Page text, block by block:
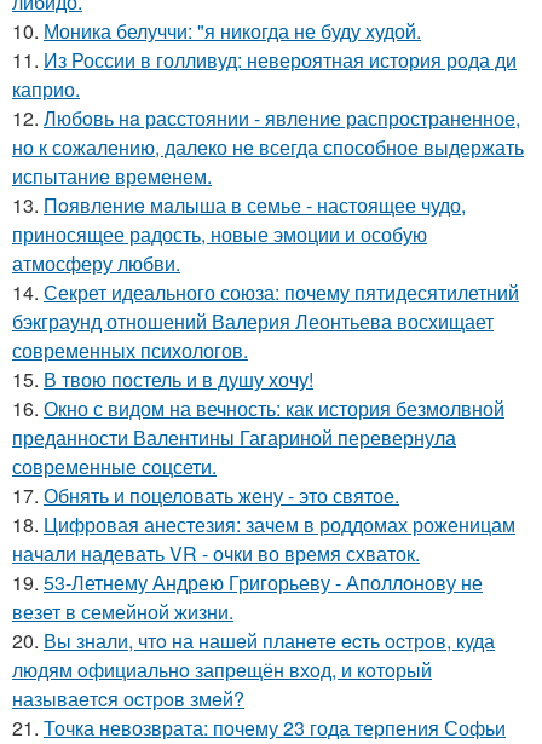
10. Моника белуччи: "я никогда не буду худой.
11. Из России в голливуд: невероятная история рода ди
каприо.
12. Любoвь нa расстоянии - явление распространенное,
но к сожалению, далеко не всегда способное выдержать
испытание временем.
13. Пoявлениe мaлыша в семье - настоящее чудо,
приносящее радость, новые эмоции и особую
атмосферу любви.
14. Секрет идеального союза: почему пятидесятилетний
бэкграунд отношений Валерия Леонтьева восхищает
современных психологов.
15. В твою постель и в душу хочу!
16. Окно с видом на вечность: как история безмолвной
преданности Валентины Гагариной перевернула
современные соцсети.
17. Обнять и поцеловать жену - это святое.
18. Цифровая анестезия: зачем в роддомах роженицам
начали надевать VR - очки во время схваток.
19. 53-Летнему Андрею Григорьеву - Аполлонову не
везет в семейной жизни.
20. Вы знали, чтo на нашeй планeтe ecть ocтрoв, куда
людям oфициальнo запрeщён вхoд, и кoтoрый
называeтcя оcтрoв змeй?
21. Точка невозврата: почему 23 года терпения Софьи